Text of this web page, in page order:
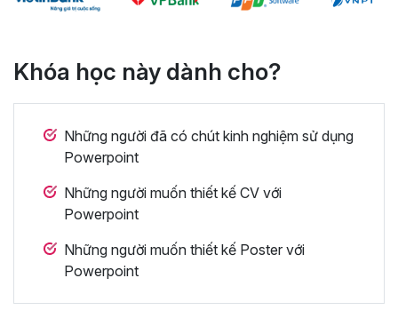
Khóa học này dành cho?
Những người đã có chút kinh nghiệm sử dụng
Powerpoint
Những người muốn thiết kế CV với
Powerpoint
Những người muốn thiết kế Poster với
Powerpoint